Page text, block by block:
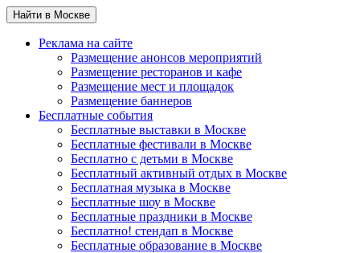
Найти в Москве
Реклама на сайте
Размещение анонсов мероприятий
Размещение ресторанов и кафе
Размещение мест и площадок
Размещение баннеров
Бесплатные события
Бесплатные выставки в Москве
Бесплатные фестивали в Москве
Бесплатно с детьми в Москве
Бесплатный активный отдых в Москве
Бесплатная музыка в Москве
Бесплатные шоу в Москве
Бесплатные праздники в Москве
Бесплатно! стендап в Москве
Бесплатные образование в Москве